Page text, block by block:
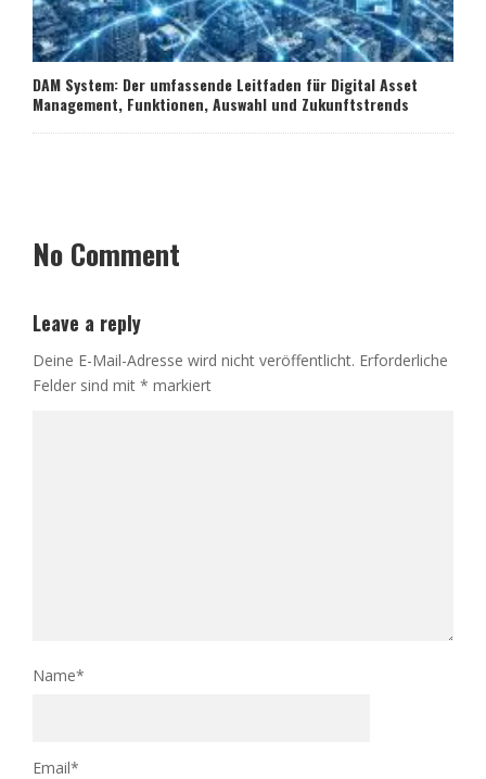
DAM System: Der umfassende Leitfaden für Digital Asset
Management, Funktionen, Auswahl und Zukunftstrends
No Comment
Leave a reply
Deine E-Mail-Adresse wird nicht veröffentlicht. Erforderliche
Felder sind mit * markiert
Name*
Email*